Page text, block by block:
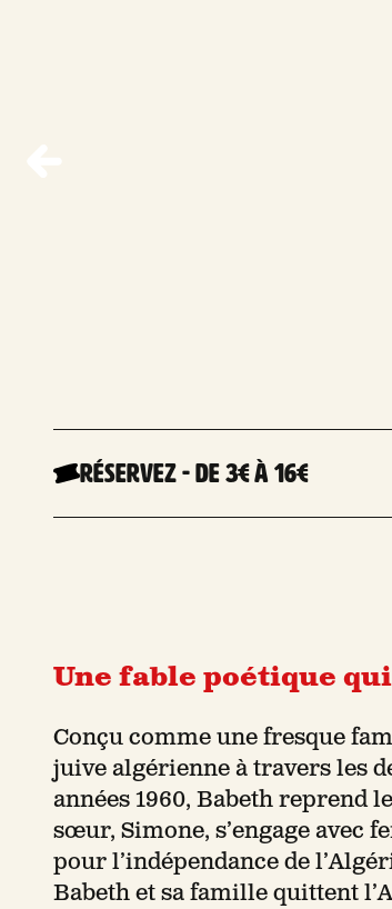
Réservez-De 3€à 16€
Une fable poétique
Conçu comme une fresque
juive algérienne à travers les
années 1960, Babeth reprend
sœur, Simone, s’engage avec
pour l’indépendance de
Babeth et sa famille quittent